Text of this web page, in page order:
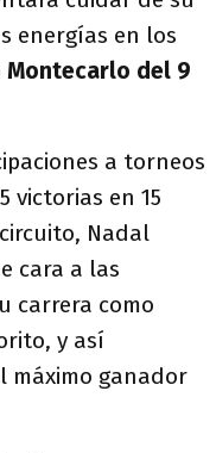
energías en los
Montecarlo del 9
a torneos
victorias en 15
Nadal
cara a las
carrera como
y así
máximo ganador